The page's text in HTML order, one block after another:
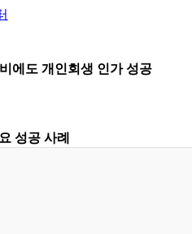
에도 개인회생 인가 성공
성공 사례